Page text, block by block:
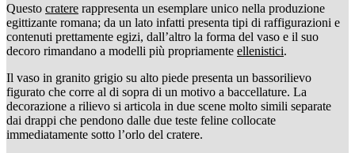
Questo cratere rappresenta un esemplare unico nella produzione
egittizante romana; da un lato infatti presenta tipi di raffigurazioni e
contenuti prettamente egizi, dall’altro la forma del vaso e il suo
decoro rimandano a modelli più propriamente ellenistici.
Il vaso in granito grigio su alto piede presenta un bassorilievo
figurato che corre al di sopra di un motivo a baccellature. La
decorazione a rilievo si articola in due scene molto simili separate
dai drappi che pendono dalle due teste feline collocate
immediatamente sotto l’orlo del cratere.